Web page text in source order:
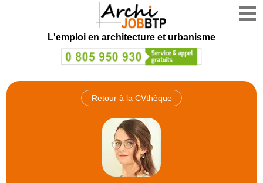
L'emploi en architecture et urbanisme
Retour à la CVthèque